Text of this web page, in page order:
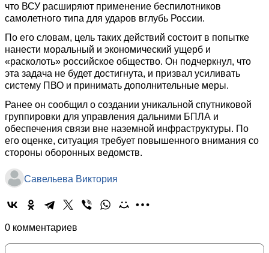
что ВСУ расширяют применение беспилотников
самолетного типа для ударов вглубь России.
По его словам, цель таких действий состоит в попытке
нанести моральный и экономический ущерб и
«расколоть» российское общество. Он подчеркнул, что
эта задача не будет достигнута, и призвал усиливать
систему ПВО и принимать дополнительные меры.
Ранее он сообщил о создании уникальной спутниковой
группировки для управления дальними БПЛА и
обеспечения связи вне наземной инфраструктуры. По
его оценке, ситуация требует повышенного внимания со
стороны оборонных ведомств.
Савельева Виктория
0 комментариев